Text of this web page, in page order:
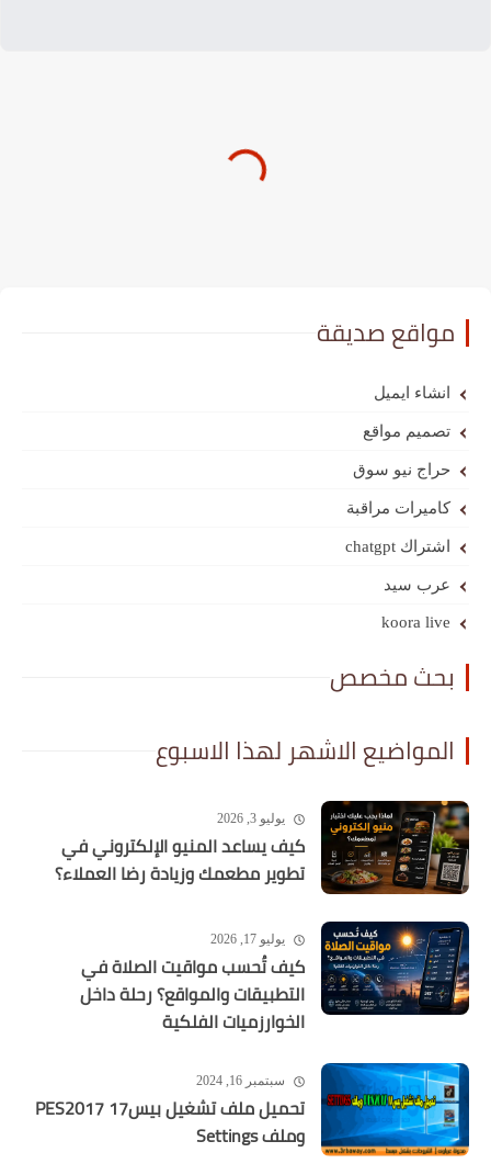
مواقع صديقة
انشاء ايميل
تصميم مواقع
حراج نيو سوق
كاميرات مراقبة
اشتراك chatgpt
عرب سيد
koora live
بحث مخصص
المواضيع الاشهر لهذا الاسبوع
يوليو 3, 2026
كيف يساعد المنيو الإلكتروني في
تطوير مطعمك وزيادة رضا العملاء؟
يوليو 17, 2026
كيف تُحسب مواقيت الصلاة في
التطبيقات والمواقع؟ رحلة داخل
الخوارزميات الفلكية
سبتمبر 16, 2024
تحميل ملف تشغيل بيس17 PES2017
وملف Settings